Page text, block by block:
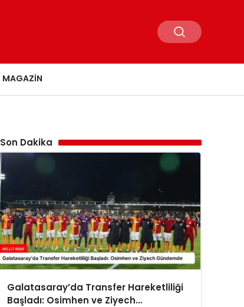
MAGAZIN
Son Dakika
Galatasaray’da Transfer Hareketliliği
Başladı: Osimhen ve Ziyech